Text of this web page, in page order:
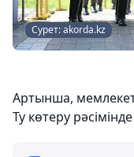
Сурет: akorda.kz
Артынша,
Ту көтеру